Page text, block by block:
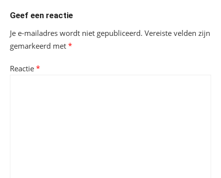
Geef een reactie
Je e-mailadres wordt niet gepubliceerd. Vereiste velden zijn
gemarkeerd met *
Reactie *